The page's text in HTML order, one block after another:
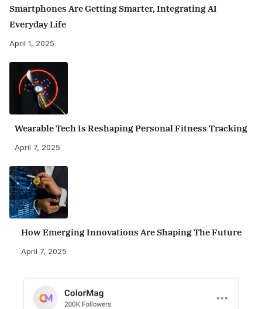
Smartphones Are Getting Smarter, Integrating AI
Everyday Life
April 1, 2025
Wearable Tech Is Reshaping Personal Fitness Tracking
April 7, 2025
How Emerging Innovations Are Shaping The Future
April 7, 2025